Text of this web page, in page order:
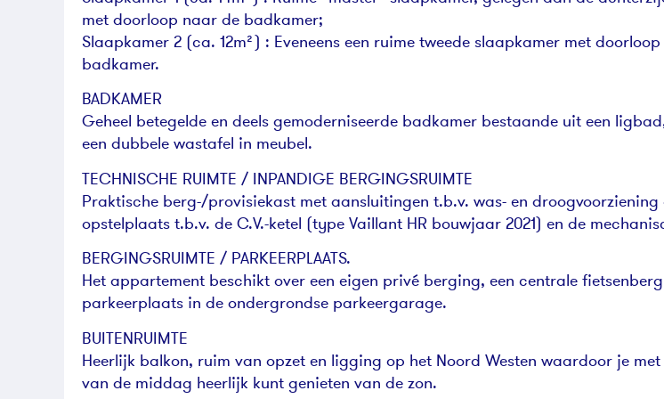
met doorloop naar de badkamer;
Slaapkamer 2 (ca. 12m²) : Eveneens een ruime tweede slaapkamer met
badkamer.
BADKAMER
Geheel betegelde en deels gemoderniseerde badkamer bestaande uit een
een dubbele wastafel in meubel.
TECHNISCHE RUIMTE / INPANDIGE BERGINGSRUIMTE
Praktische berg-/provisiekast met aansluitingen t.b.v. was- en droogvoorziening
opstelplaats t.b.v. de C.V.-ketel (type Vaillant HR bouwjaar 2021) en de
BERGINGSRUIMTE / PARKEERPLAATS.
Het appartement beschikt over een eigen privé berging, een centrale
parkeerplaats in de ondergrondse parkeergarage.
BUITENRUIMTE
Heerlijk balkon, ruim van opzet en ligging op het Noord Westen waardoor je
van de middag heerlijk kunt genieten van de zon.